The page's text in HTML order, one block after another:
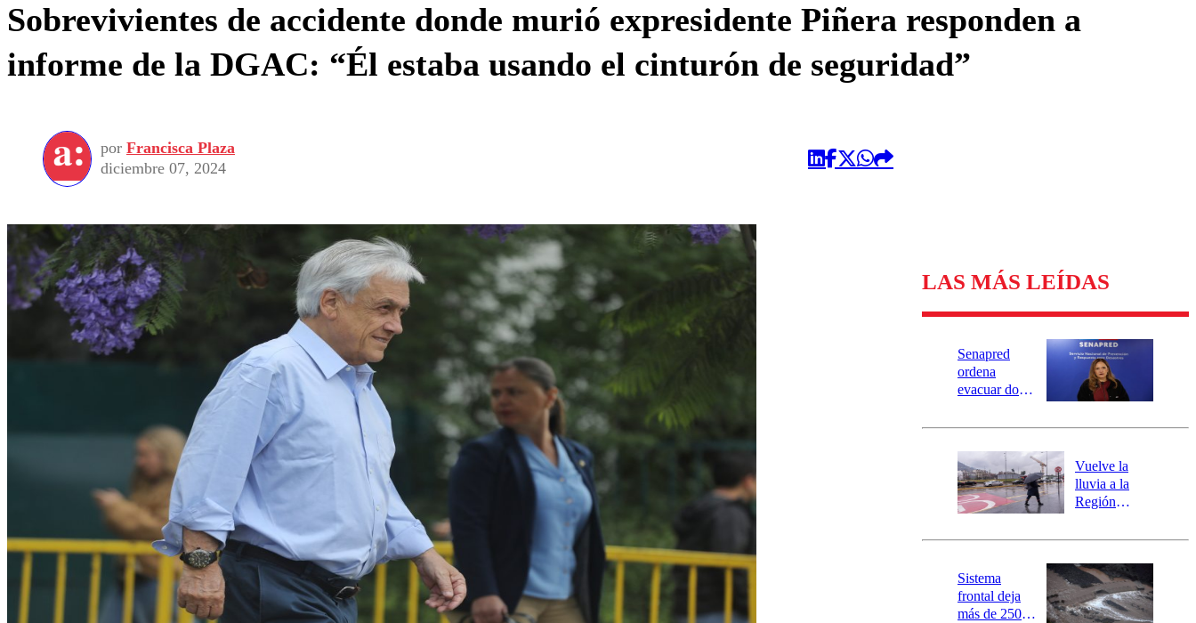
Sobrevivientes de accidente donde murió expresidente Piñera responden a
informe de la DGAC: “Él estaba usando el cinturón de seguridad”
por Francisca Plaza
diciembre 07, 2024
LAS MÁS LEÍDAS
Senapred
ordena
evacuar dos
Carahue por
río Damas:
activa
mensajería
SAE
Vuelve la
lluvia a la
Región
este es el
la DMC para
este viernes
Sistema
frontal deja
más de 250